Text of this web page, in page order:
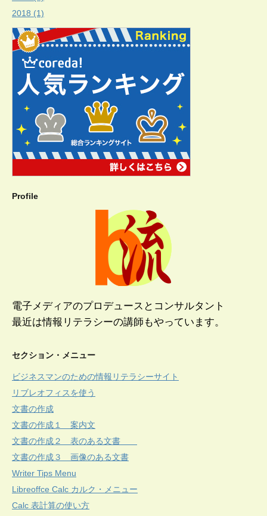
2018 (1)
Profile
電子メディアのプロデュースとコンサルタント
最近は情報リテラシーの講師もやっています。
セクション・メニュー
ビジネスマンのための情報リテラシーサイト
リブレオフィスを使う
文書の作成
文書の作成１ 案内文
文書の作成２ 表のある文書
文書の作成３ 画像のある文書
Writer Tips Menu
Libreoffce Calc カルク・メニュー
Calc 表計算の使い方